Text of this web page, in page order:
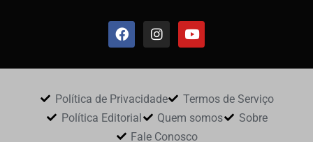
Política de Privacidade
Termos de Serviço
Política Editorial
Quem somos
Sobre
Fale Conosco